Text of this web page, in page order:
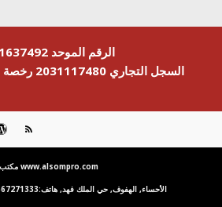
الرقم الموحد 7041637492
السجل التجاري 2031117480
رخصة فال
© 2026 - مكتب السوم المحترف العقاري www.alsompro.com
الأحساء, الهفوف, حي الملك فهد, هاتف:0567271333 - 0567276333 - 0539112444